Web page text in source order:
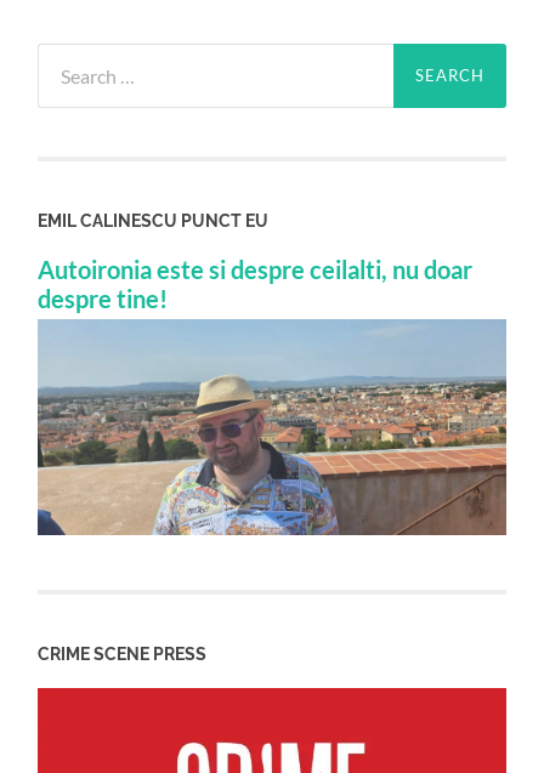
for:
EMIL CALINESCU PUNCT EU
Autoironia este si despre ceilalti, nu doar
despre tine!
CRIME SCENE PRESS